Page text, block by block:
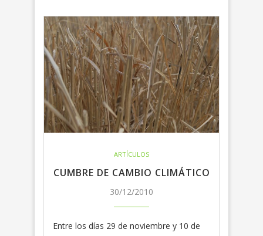
ARTÍCULOS
CUMBRE DE CAMBIO CLIMÁTICO
30/12/2010
Entre los días 29 de noviembre y 10 de